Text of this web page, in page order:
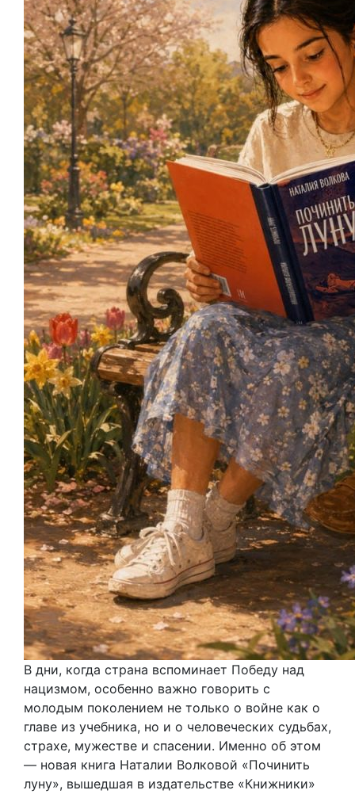
В дни, когда страна вспоминает Победу над
нацизмом, особенно важно говорить с
молодым поколением не только о войне как о
главе из учебника, но и о человеческих судьбах,
страхе, мужестве и спасении. Именно об этом
— новая книга Наталии Волковой «Починить
луну», вышедшая в издательстве «Книжники»